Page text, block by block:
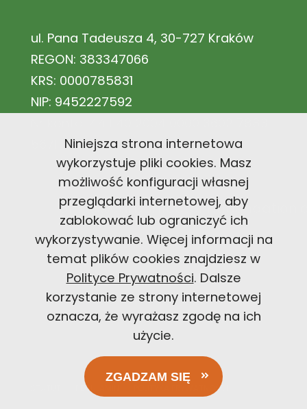
Niniejsza strona internetowa
wykorzystuje pliki cookies. Masz
możliwość konfiguracji własnej
przeglądarki internetowej, aby
zablokować lub ograniczyć ich
wykorzystywanie. Więcej informacji na
temat plików cookies znajdziesz w
Polityce Prywatności. Dalsze
korzystanie ze strony internetowej
oznacza, że wyrażasz zgodę na ich
użycie.
ZGADZAM SIĘ
ul. Pana Tadeusza 4, 30-727 Kraków
REGON: 383347066
KRS: 0000785831
NIP: 9452227592
+48 726 300 494
REGULAMIN POLITYKA PRYWATNOŚCI